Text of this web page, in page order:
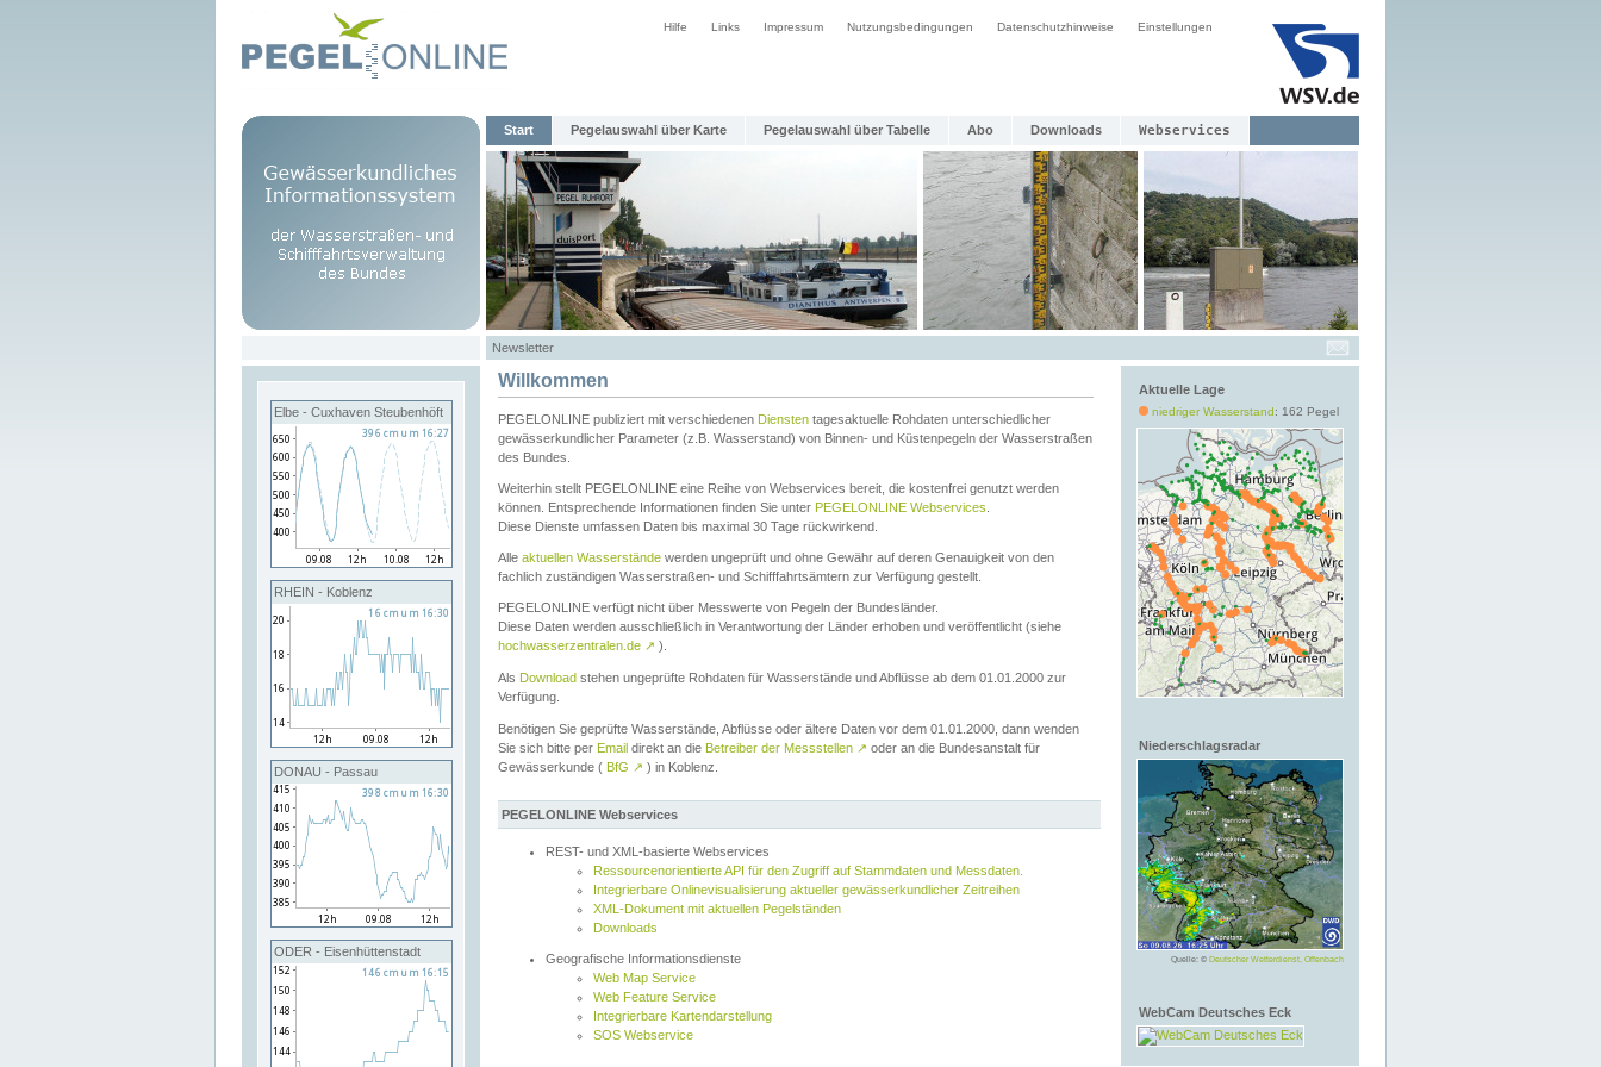
Hilfe Links Impressum Nutzungsbedingungen Datenschutzhinweise Einstellungen
Start Pegelauswahl über Karte Pegelauswahl über Tabelle Abo Downloads Webservices
Newsletter
Elbe - Cuxhaven Steubenhöft
RHEIN - Koblenz
DONAU - Passau
ODER - Eisenhüttenstadt
Aktuelle Lage
niedriger Wasserstand: 162 Pegel
Niederschlagsradar
Quelle: © Deutscher Wetterdienst, Offenbach
WebCam Deutsches Eck
Willkommen
PEGELONLINE publiziert mit verschiedenen Diensten tagesaktuelle Rohdaten unterschiedlicher
gewässerkundlicher Parameter (z.B. Wasserstand) von Binnen- und Küstenpegeln der Wasserstraßen
des Bundes.
Weiterhin stellt PEGELONLINE eine Reihe von Webservices bereit, die kostenfrei genutzt werden
können. Entsprechende Informationen finden Sie unter PEGELONLINE Webservices
Diese Dienste umfassen Daten bis maximal 30 Tage rückwirkend.
Alle aktuellen Wasserstände werden ungeprüft und ohne Gewähr auf deren Genauigkeit von den
fachlich zuständigen Wasserstraßen- und Schifffahrtsämtern zur Verfügung gestellt.
PEGELONLINE verfügt nicht über Messwerte von Pegeln der Bundesländer.
Diese Daten werden ausschließlich in Verantwortung der Länder erhoben und veröffentlicht (siehe
hochwasserzentralen.de ↗ ).
Als Download stehen ungeprüfte Rohdaten für Wasserstände und Abflüsse ab dem 01.01.2000 zur
Verfügung.
Benötigen Sie geprüfte Wasserstände, Abflüsse oder ältere Daten vor dem 01.01.2000, dann wenden
Sie sich bitte per Email direkt an die Betreiber der Messstellen ↗ oder an die Bundesanstalt für
Gewässerkunde ( BfG ↗ ) in Koblenz.
PEGELONLINE Webservices
REST- und XML-basierte Webservices
Ressourcenorientierte API für den Zugriff auf Stammdaten und Messdaten.
Integrierbare Onlinevisualisierung aktueller gewässerkundlicher Zeitreihen
XML-Dokument mit aktuellen Pegelständen
Downloads
Geografische Informationsdienste
Web Map Service
Web Feature Service
Integrierbare Kartendarstellung
SOS Webservice